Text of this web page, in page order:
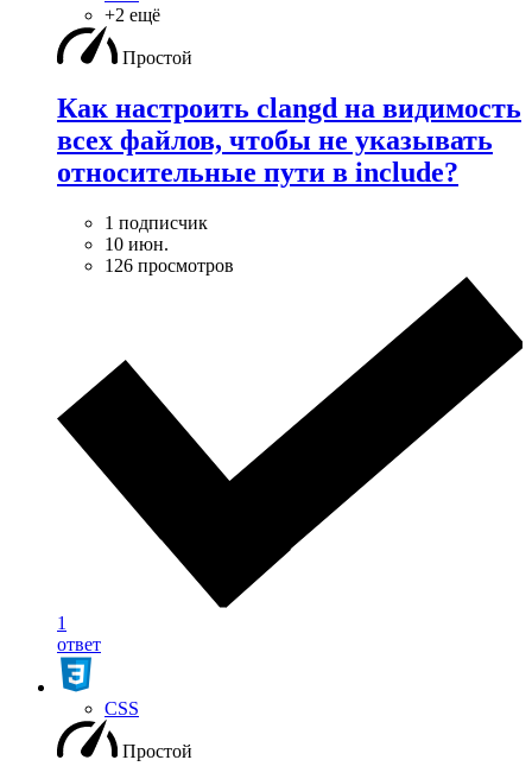
+2 ещё
Простой
Как настроить clangd на видимость
всех файлов, чтобы не указывать
относительные пути в include?
1 подписчик
10 июн.
126 просмотров
1
ответ
CSS
Простой